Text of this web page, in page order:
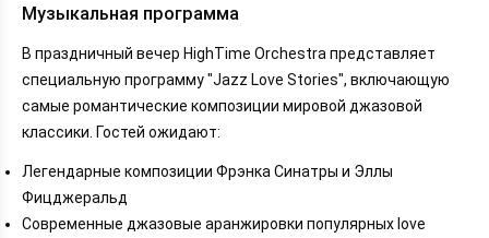
Музыкальная программа
В праздничный вечер HighTime Orchestra представляет
специальную программу "Jazz Love Stories", включающую
самые романтические композиции мировой джазовой
классики. Гостей ожидают:
Легендарные композиции Фрэнка Синатры и Эллы
Фицджеральд
Современные джазовые аранжировки популярных love